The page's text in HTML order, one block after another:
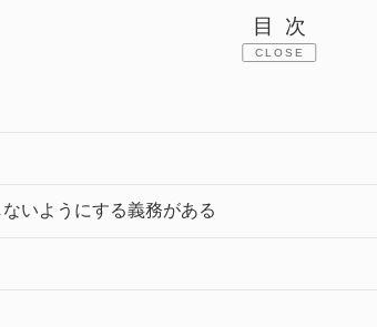
目次
CLOSE
いようにする義務がある